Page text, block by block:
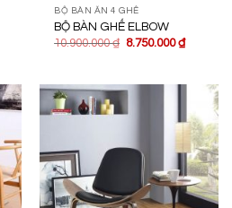
BỘ BÀN ĂN 4 GHẾ
BỘ BÀN GHẾ ELBOW
10.900.000₫ 8.750.000₫